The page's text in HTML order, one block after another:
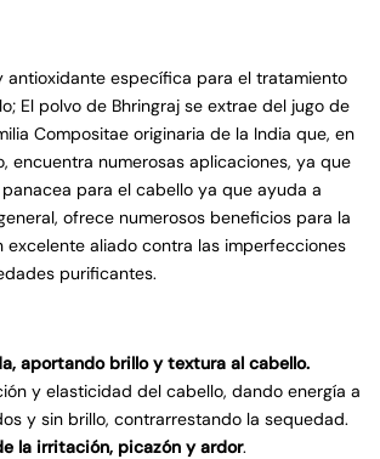
antioxidante específica para el tratamiento
El polvo de Bhringraj se extrae del jugo de
Compositae originaria de la India que, en
encuentra numerosas aplicaciones, ya que
para el cabello ya que ayuda a
ofrece numerosos beneficios para la
excelente aliado contra las imperfecciones
purificantes.
aportando brillo y textura al cabello.
y elasticidad del cabello, dando energía a
y sin brillo, contrarrestando la sequedad.
la irritación, picazón y ardor.